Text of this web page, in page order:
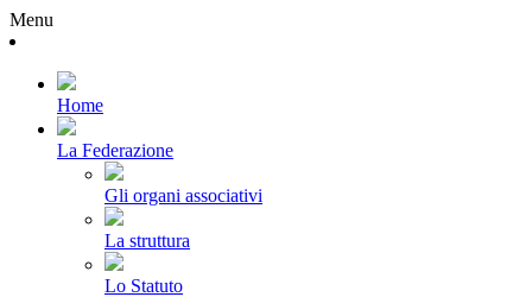
Menu
Home
La Federazione
Gli organi associativi
La struttura
Lo Statuto